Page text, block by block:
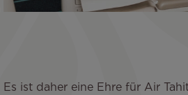
Es ist daher eine Ehre für Air